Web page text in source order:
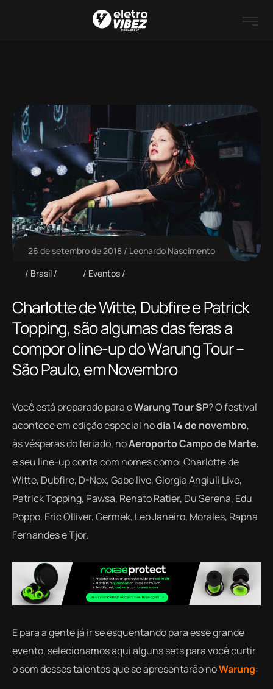
26 de setembro de 2018
Leonardo Nascimento
Brasil
Eventos
Charlotte de Witte, Dubfire e Patrick
Topping, são algumas das feras a
compor o line-up do Warung Tour –
São Paulo, em Novembro
Você está preparado para oWarung Tour SP? O festival
acontece em edição especial nodia 14 de novembro,
às vésperas do feriado, noAeroporto Campo de Marte,
e seu line-up conta com nomes como: Charlotte de
Witte, Dubfire, D-Nox, Gabe live, Giorgia Angiuli Live,
Patrick Topping, Pawsa, Renato Ratier, Du Serena, Edu
Poppo, Eric Olliver, Germek, Leo Janeiro, Morales, Rapha
Fernandes e Tjor.
E para a gente já ir se esquentando para esse grande
evento, selecionamos aqui alguns sets para você curtir
o som desses talentos que se apresentarão noWarung: